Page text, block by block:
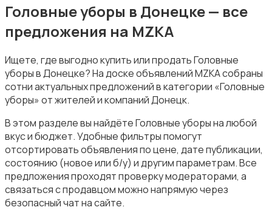
Купальники
Нижнее белье
Головные уборы в Донецке — все
предложения на MZKA
Ищете, где выгодно купить или продать Головные
уборы в Донецке? На доске объявлений MZKA собраны
сотни актуальных предложений в категории «Головные
уборы» от жителей и компаний Донецк.
В этом разделе вы найдёте Головные уборы на любой
вкус и бюджет. Удобные фильтры помогут
отсортировать объявления по цене, дате публикации,
состоянию (новое или б/у) и другим параметрам. Все
предложения проходят проверку модераторами, а
связаться с продавцом можно напрямую через
безопасный чат на сайте.